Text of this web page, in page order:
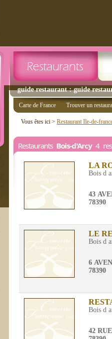
guide restaurant : guide
Carte de France Trouver un
Vous êtes ici > Restaurant Ile-de-
Restaurants Bois-d'Arcy4
LA
Bois d
43
78390
LE
Bois d
6
78390
Bois d
42